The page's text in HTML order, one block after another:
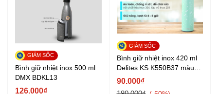
Bình giữ nhiệt inox 500 ml
DMX BDKL13
126.000₫
Bình giữ nhiệt inox 420 ml
Delites KS K550B37 màu
xanh
90.000₫